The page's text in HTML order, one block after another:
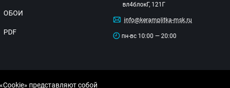
ОБОИ
PDF
вл4блокГ, 121Г
info@keramplitka-msk.ru
пн-вс 10:00 — 20:00
представляют собой